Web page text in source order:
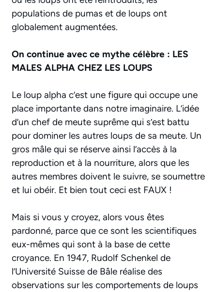
populations de pumas et de loups ont
globalement augmentées.
On continue avec ce mythe célèbre : LES
MALES ALPHA CHEZ LES LOUPS
Le loup alpha c’est une figure qui occupe une
place importante dans notre imaginaire. L’idée
d’un chef de meute suprême qui s’est battu
pour dominer les autres loups de sa meute. Un
gros mâle qui se réserve ainsi l’accès à la
reproduction et à la nourriture, alors que les
autres membres doivent le suivre, se soumettre
et lui obéir. Et bien tout ceci est FAUX !
Mais si vous y croyez, alors vous êtes
pardonné, parce que ce sont les scientifiques
eux-mêmes qui sont à la base de cette
croyance. En 1947, Rudolf Schenkel de
l’Université Suisse de Bâle réalise des
observations sur les comportements de loups